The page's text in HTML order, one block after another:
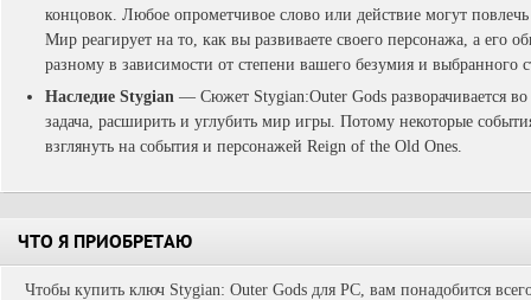
концовок. Любое опрометчивое слово или действие могут
Мир реагирует на то, как вы развиваете своего персонажа, а его
разному в зависимости от степени вашего безумия и выбранного
Наследие Stygian — Сюжет Stygian:Outer Gods разворачивается
задача, расширить и углубить мир игры. Потому некоторые
взглянуть на события и персонажей Reign of the Old Ones.
ЧТО Я ПРИОБРЕТАЮ
Чтобы купить ключ Stygian: Outer Gods для PC, вам понадобится